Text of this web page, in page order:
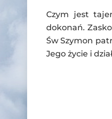
Czym jest
dokonań.
Św Szymon
Jego życie i